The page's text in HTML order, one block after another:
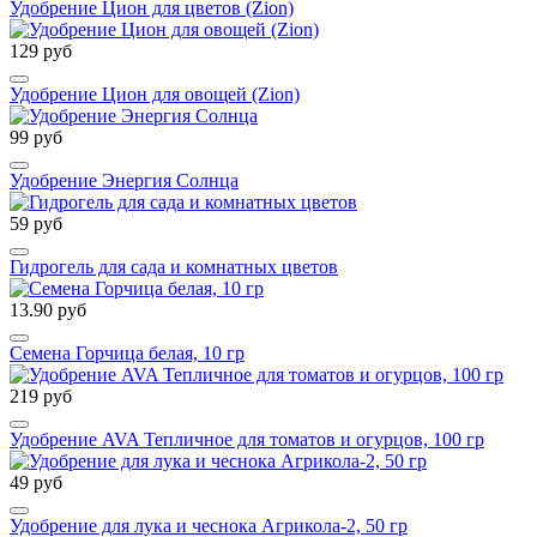
Удобрение Цион для цветов (Zion)
129 руб
Удобрение Цион для овощей (Zion)
99 руб
Удобрение Энергия Солнца
59 руб
Гидрогель для сада и комнатных цветов
13.90 руб
Семена Горчица белая, 10 гр
219 руб
Удобрение AVA Тепличное для томатов и огурцов, 100 гр
49 руб
Удобрение для лука и чеснока Агрикола-2, 50 гр